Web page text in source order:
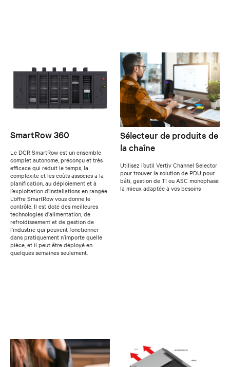
SmartRow 360
Le DCR SmartRow est un ensemble
complet autonome, préconçu et très
efficace qui réduit le temps, la
complexité et les coûts associés à la
planification, au déploiement et à
l’exploitation d’installations en rangée.
L’offre SmartRow vous donne le
contrôle. Il est doté des meilleures
technologies d’alimentation, de
refroidissement et de gestion de
l’industrie qui peuvent fonctionner
dans pratiquement n’importe quelle
pièce, et il peut être déployé en
quelques semaines seulement.
Sélecteur de produits de
la chaîne
Utilisez l’outil Vertiv Channel Selector
pour trouver la solution de PDU pour
bâti, gestion de TI ou ASC monophasé
la mieux adaptée à vos besoins